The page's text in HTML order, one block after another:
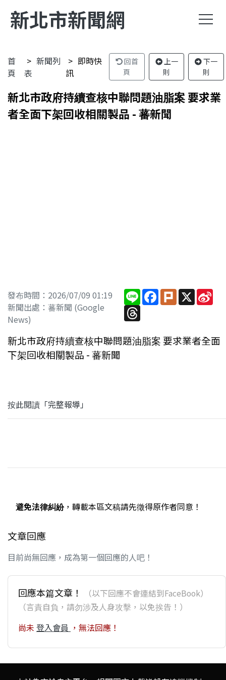
新北市新聞網
首
頁
新聞列
表
即時快
訊
回首
頁
上一
則
下一
則
新北市政府持續查核中聯問題油脂案 要求業
者全面下架回收相關製品 - 蕃新聞
發布時間：2026/07/09 01:19
新聞出處：蕃新聞 (Google
News)
Line Facebook
PlurkX
Threads
新北市政府持續查核中聯問題油脂案 要求業者全面
下架回收相關製品 - 蕃新聞
按此閱讀「完整報導」
避免法律糾紛，轉載本區文稿請先徵得原作者同意！
文章回應
目前尚無回應，成為第一個回應的人吧！
回應本篇文章！
（以下回應不會連結到FaceBook）
（言責自負，請勿涉及人身攻擊，以免挨告！）
尚未 登入會員 ，無法回應！